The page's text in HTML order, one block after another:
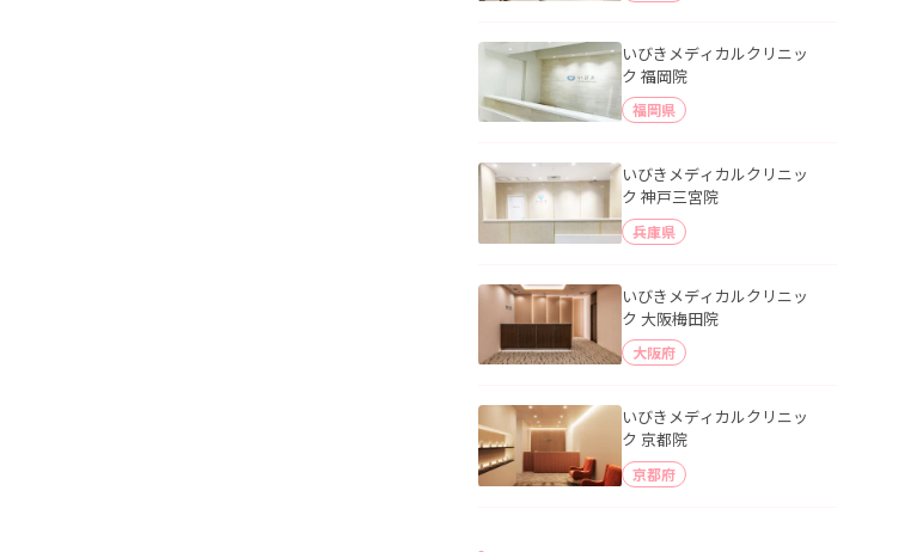
いびきメディカルクリニッ
ク 福岡院
福岡県
いびきメディカルクリニッ
ク 神戸三宮院
兵庫県
いびきメディカルクリニッ
ク 大阪梅田院
大阪府
いびきメディカルクリニッ
ク 京都院
京都府